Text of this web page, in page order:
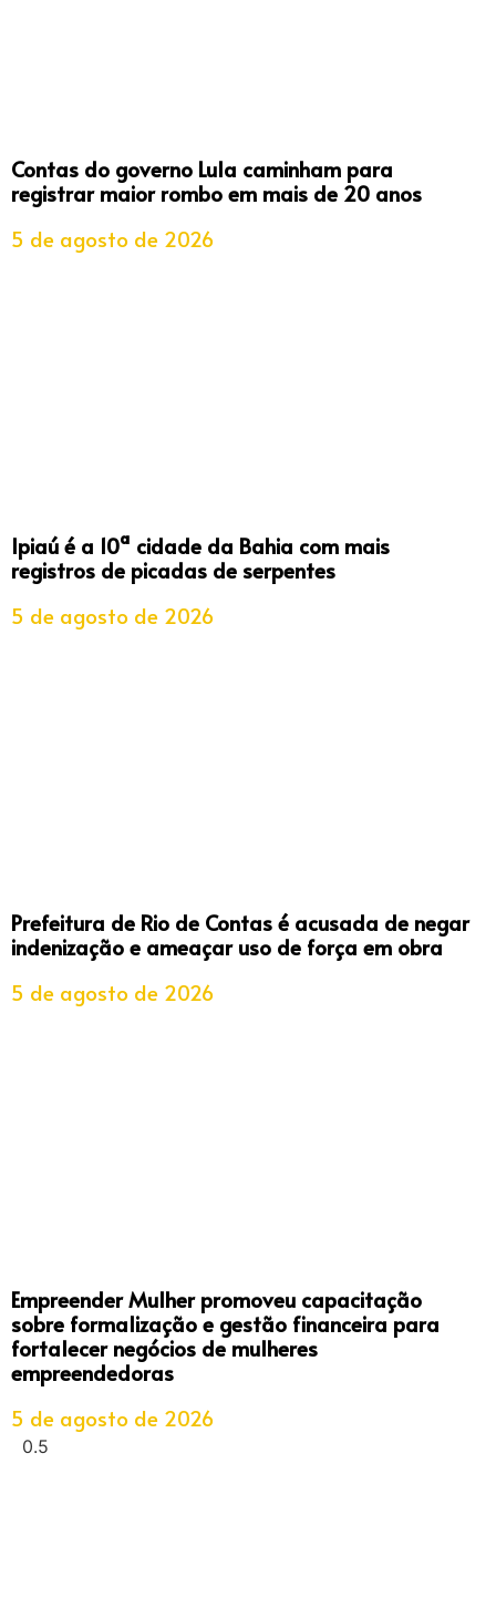
Contas do governo Lula caminham para
registrar maior rombo em mais de 20 anos
5 de agosto de 2026
Ipiaú é a 10ª cidade da Bahia com mais
registros de picadas de serpentes
5 de agosto de 2026
Prefeitura de Rio de Contas é acusada de negar
indenização e ameaçar uso de força em obra
5 de agosto de 2026
Empreender Mulher promoveu capacitação
sobre formalização e gestão financeira para
fortalecer negócios de mulheres
empreendedoras
5 de agosto de 2026